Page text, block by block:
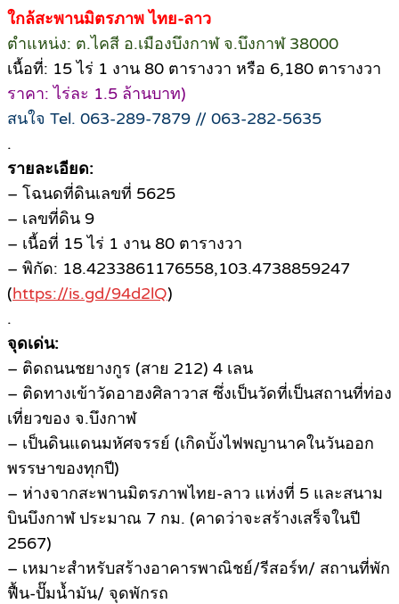
ใกล้สะพานมิตรภาพ ไทย-ลาว
ตำแหน่ง: ต.ไคสี อ.เมืองบึงกาฬ จ.บึงกาฬ 38000
เนื้อที่: 15 ไร่ 1 งาน 80 ตารางวา หรือ 6,180 ตารางวา
ราคา: ไร่ละ 1.5 ล้านบาท)
สนใจ Tel. 063-289-7879 // 063-282-5635
.
รายละเอียด:
– โฉนดที่ดินเลขที่ 5625
– เลขที่ดิน 9
– เนื้อที่ 15 ไร่ 1 งาน 80 ตารางวา
– พิกัด: 18.4233861176558,103.4738859247
(https://is.gd/94d2lQ)
.
จุดเด่น:
– ติดถนนชยางกูร (สาย 212) 4 เลน
– ติดทางเข้าวัดอาฮงศิลาวาส ซึ่งเป็นวัดที่เป็นสถานที่ท่อง
เที่ยวของ จ.บึงกาฬ
– เป็นดินแดนมหัศจรรย์ (เกิดบั้งไฟพญานาคในวันออก
พรรษาของทุกปี)
– ห่างจากสะพานมิตรภาพไทย-ลาว แห่งที่ 5 และสนาม
บินบึงกาฬ ประมาณ 7 กม. (คาดว่าจะสร้างเสร็จในปี
2567)
– เหมาะสำหรับสร้างอาคารพาณิชย์/รีสอร์ท/ สถานที่พัก
ฟื้น-ปั๊มน้ำมัน/ จุดพักรถ